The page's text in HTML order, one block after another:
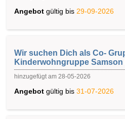
Angebot gültig bis 29-09-2026
Wir suchen Dich als Co-
Kinderwohngruppe Samson
hinzugefügt am 28-05-2026
Angebot gültig bis 31-07-2026